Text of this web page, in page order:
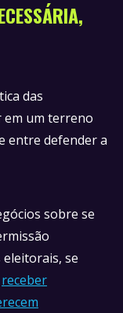
das
em um terreno
entre defender a
sobre se
se
receber